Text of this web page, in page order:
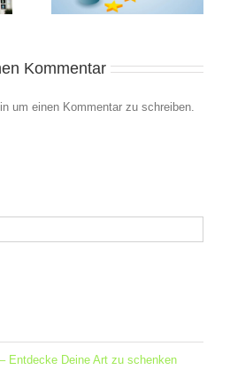
Kommentar
um einen Kommentar zu schreiben.
Entdecke Deine Art zu schenken